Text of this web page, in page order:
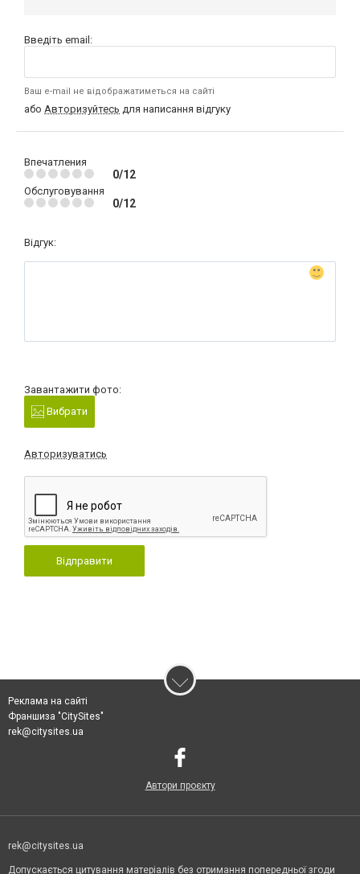
Введіть email:
Ваш e-mail не відображатиметься на сайті
або Авторизуйтесь для написання відгуку
Впечатления
0/12
Обслуговування
0/12
Відгук:
Завантажити фото:
Вибрати
Авторизуватись
Відправити
Реклама на сайті
Франшиза "CitySites"
rek@citysites.ua
Автори проєкту
rek@citysites.ua
Допускається цитування матеріалів без отримання попередньої згоди